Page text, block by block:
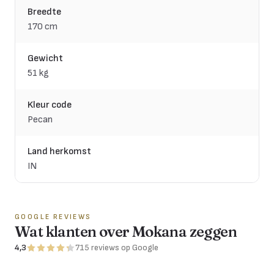
Breedte
170 cm
Gewicht
51 kg
Kleur code
Pecan
Land herkomst
IN
GOOGLE REVIEWS
Wat klanten over Mokana zeggen
4,3 715 reviews op Google